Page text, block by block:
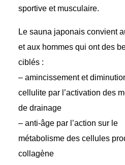
sportive et musculaire.
Le sauna japonais convient
et aux hommes qui ont des
ciblés :
– amincissement et
cellulite par l’activation des
de drainage
– anti-âge par l’action sur le
métabolisme des cellules
collagène